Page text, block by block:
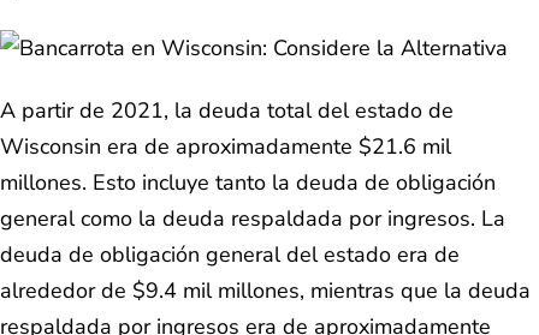
A partir de 2021, la deuda total del estado de
Wisconsin era de aproximadamente $21.6 mil
millones. Esto incluye tanto la deuda de obligación
general como la deuda respaldada por ingresos. La
deuda de obligación general del estado era de
alrededor de $9.4 mil millones, mientras que la deuda
respaldada por ingresos era de aproximadamente